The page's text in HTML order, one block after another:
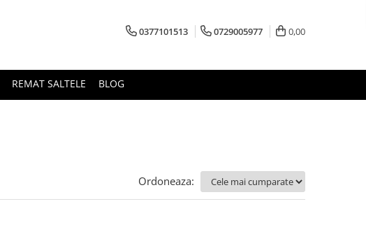
0377101513 0729005977 0,00
REMAT SALTELE BLOG
Ordoneaza: